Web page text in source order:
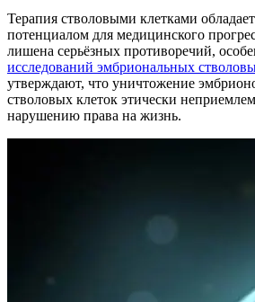
Терапия стволовыми клетками
потенциалом для медицинского
лишена серьёзных противоречий,
исследований эмбриональных
утверждают, что уничтожение
стволовых клеток этически
нарушению права на жизнь.